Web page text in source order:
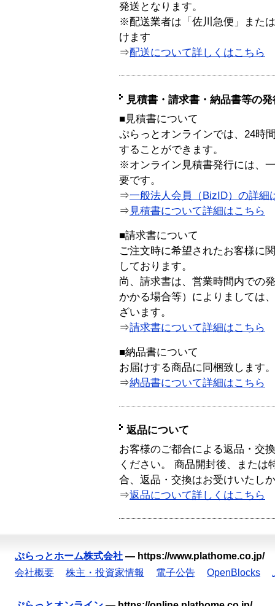
発送となります。
※配送業者は「佐川急便」また
けます
⇒配送について詳しくはこちら
見積書・請求書・納品書等の
■見積書について
ぷらっとオンラインでは、24時
することができます。
※オンライン見積書発行には、
要です。
⇒一般法人会員（BizID）の詳細
⇒ 見積書について詳細はこちら
■請求書について
ご注文時に希望されたお客様に
しております。
尚、請求書は、営業時間内での
かかる場合等）によりましては
ざいます。
⇒請求書について詳細はこちら
■納品書について
お届けする商品に同梱致します。
⇒納品書について詳細はこちら
返品について
お客様のご都合による返品・交
ください。 商品開封後、または
合、返品・交換はお受けいたし
⇒返品について詳しくはこちら
ぷらっとホーム株式会社 — https://www.plathome.co.jp/
会社概要
株主・投資家情報 電子公告 OpenBlocks